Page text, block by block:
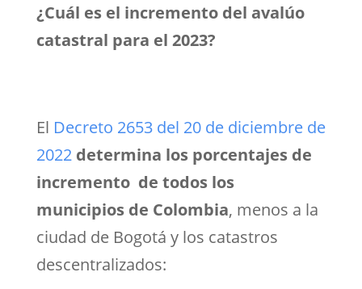
¿Cuál es el incremento del avalúo
catastral para el 2023?
El Decreto 2653 del 20 de diciembre de
2022 determina los porcentajes de
incremento de todos los
municipios de Colombia, menos a la
ciudad de Bogotá y los catastros
descentralizados: